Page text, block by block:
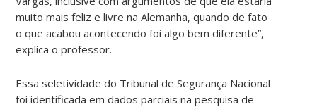
muito mais feliz e livre na Alemanha, quando de fato
o que acabou acontecendo foi algo bem diferente”,
explica o professor.
Essa seletividade do Tribunal de Segurança Nacional
foi identificada em dados parciais na pesquisa de